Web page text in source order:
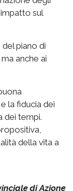
sul
piano di
anche ai
la fiducia dei
dei tempi.
della vita a
di Azione